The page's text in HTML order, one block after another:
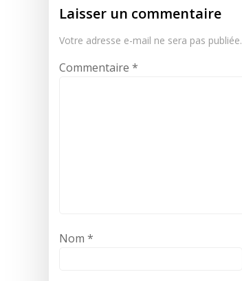
Laisser un commentaire
Votre adresse e-mail ne sera pas publiée.
Commentaire *
Nom *